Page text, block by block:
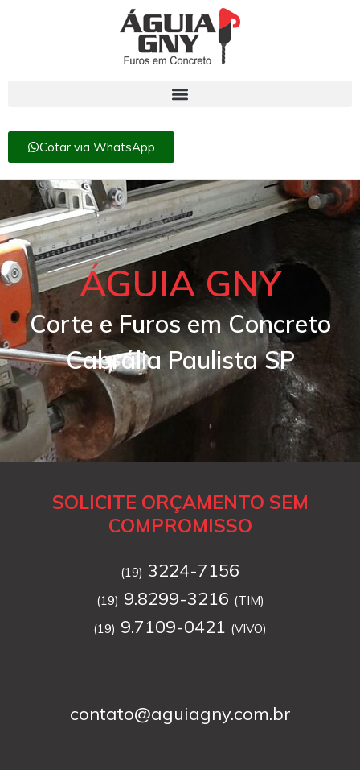
Cotar via WhatsApp
ÁGUIA GNY
Corte e Furos em Concreto
Cabrália Paulista SP
SOLICITE ORÇAMENTO SEM
COMPROMISSO
(19) 3224-7156
(19) 9.8299-3216 (TIM)
(19) 9.7109-0421 (VIVO)
contato@aguiagny.com.br